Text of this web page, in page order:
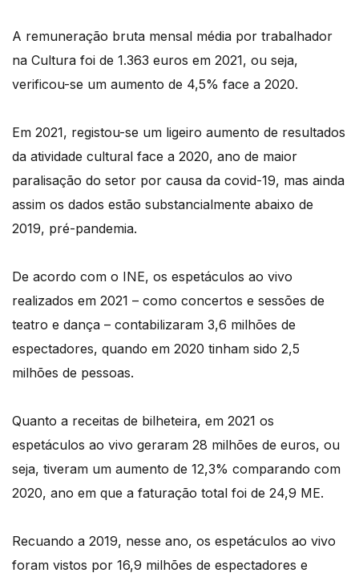
A remuneração bruta mensal média por trabalhador
na Cultura foi de 1.363 euros em 2021, ou seja,
verificou-se um aumento de 4,5% face a 2020.
Em 2021, registou-se um ligeiro aumento de resultados
da atividade cultural face a 2020, ano de maior
paralisação do setor por causa da covid-19, mas ainda
assim os dados estão substancialmente abaixo de
2019, pré-pandemia.
De acordo com o INE, os espetáculos ao vivo
realizados em 2021 – como concertos e sessões de
teatro e dança – contabilizaram 3,6 milhões de
espectadores, quando em 2020 tinham sido 2,5
milhões de pessoas.
Quanto a receitas de bilheteira, em 2021 os
espetáculos ao vivo geraram 28 milhões de euros, ou
seja, tiveram um aumento de 12,3% comparando com
2020, ano em que a faturação total foi de 24,9 ME.
Recuando a 2019, nesse ano, os espetáculos ao vivo
foram vistos por 16,9 milhões de espectadores e